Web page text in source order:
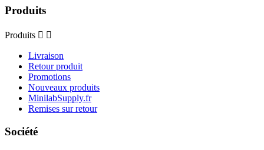
Produits
Produits  
Livraison
Retour produit
Promotions
Nouveaux produits
MinilabSupply.fr
Remises sur retour
Société